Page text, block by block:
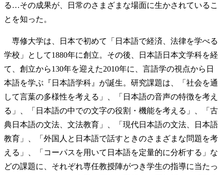
る…その成果が、日常のさまざまな場面に生かされているこ
とを知った。
専修大学は、日本で初めて「日本語で経済、法律を学べる
学校」として1880年に創立。その後、日本語日本文学科を経
て、創立から130年を迎えた2010年に、言語学の視点から日
本語を学ぶ『日本語学科』が誕生。研究課題は、「社会を通
して言葉の多様性を考える」、「日本語の音声の特徴を考え
る」、「日本語の中での文字の役割・機能を考える」、「古
典日本語の文法、文法教育」、「現代日本語の文法、日本語
教育」、「外国人と日本語で話すときのさまざまな問題を考
える」、「コーパスを用いて日本語を定量的に分析する」な
どの課題に、それぞれ専任教授陣がつき学生の指導に当たっ